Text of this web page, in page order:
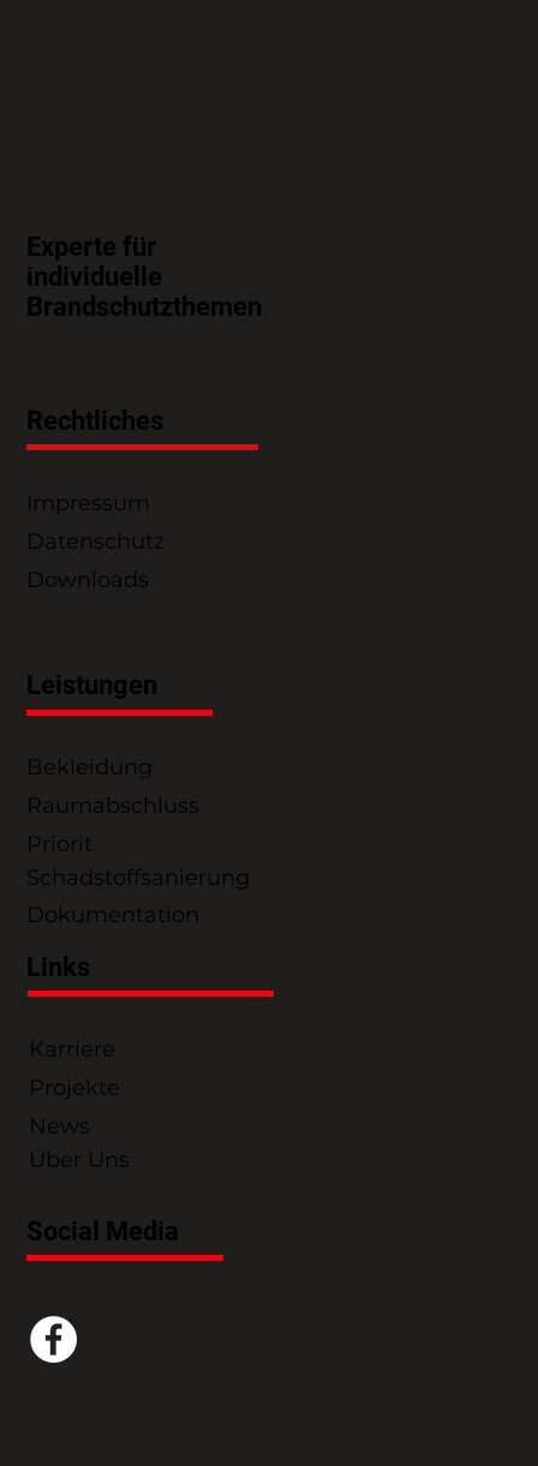
Social Media
Links
Karriere
Projekte
News
Über Uns
Leistungen
Bekleidung
Raumabschluss
Priorit
Schadstoffsanierung
Dokumentation
Rechtliches
Impressum
Datenschutz
Downloads
Experte für
individuelle
Brandschutzthemen